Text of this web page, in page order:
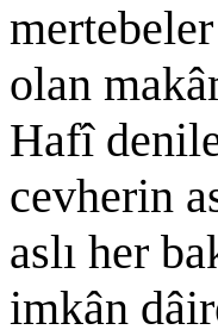
olan
Hafî
cevherin
aslı her
imkân